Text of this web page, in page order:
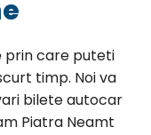
prin care puteti
timp. Noi va
bilete autocar
Piatra Neamt